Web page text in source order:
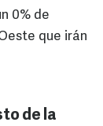
0% de
que irán
de la